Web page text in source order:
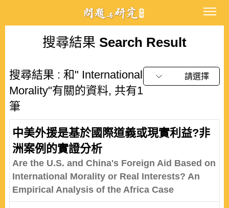
搜尋結果 Search Result
搜尋結果 : 和" International
Morality"有關的資料, 共有1
筆
請選擇
中美外援是基於國際道義或現實利益?非
洲案例的實證分析
Are the U.S. and China's Foreign Aid Based on
International Morality or Real Interests? An
Empirical Analysis of the Africa Case